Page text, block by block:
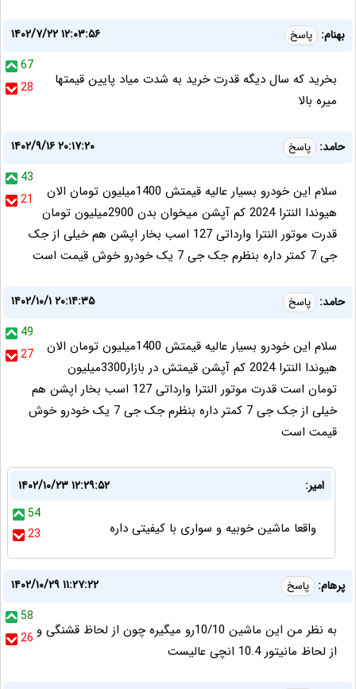
بهنام: پاسخ
۱۴۰۲/۷/۲۲ ۱۲:۰۳:۵۶
67
28
بخرید که سال دیگه قدرت خرید به شدت میاد پایین قیمتها
میره بالا
حامد: پاسخ
۱۴۰۲/۹/۱۶ ۲۰:۱۷:۲۰
43
21
سلام این خودرو بسیار عالیه قیمتش 1400میلیون تومان الان
هیوندا النترا 2024 کم آپشن میخوان بدن 2900میلیون تومان
قدرت موتور النترا وارداتی 127 اسب بخار اپشن هم خیلی از جک
جی 7 کمتر داره بنظرم جک جی 7 یک خودرو خوش قیمت است
حامد: پاسخ
۱۴۰۲/۱۰/۱ ۲۰:۱۴:۳۵
49
27
سلام این خودرو بسیار عالیه قیمتش 1400میلیون تومان الان
هیوندا النترا 2024 کم آپشن قیمتش در بازار3300میلیون
تومان است قدرت موتور النترا وارداتی 127 اسب بخار اپشن هم
خیلی از جک جی 7 کمتر داره بنظرم جک جی 7 یک خودرو خوش
قیمت است
امیر:
۱۴۰۲/۱۰/۲۳ ۱۲:۲۹:۵۲
54
23
واقعا ماشین خوبیه و سواری با کیفیتی داره
پرهام: پاسخ
۱۴۰۲/۱۰/۲۹ ۱۱:۲۷:۲۲
58
26 به نظر من این ماشین 10/10رو میگیره چون از لحاظ قشنگی و
از لحاظ مانیتور 10.4 انچی عالیست